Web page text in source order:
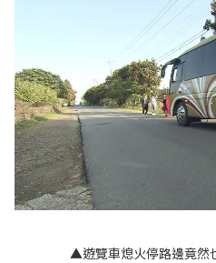
▲遊覽車熄火停路邊竟然